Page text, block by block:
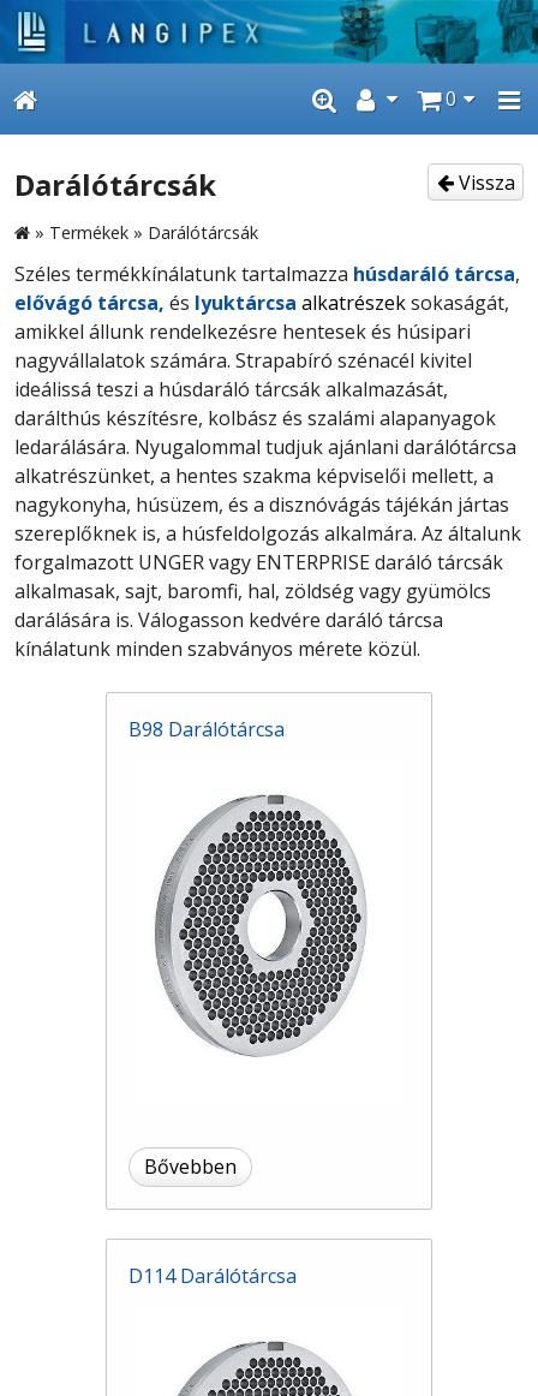
0
Vissza
Darálótárcsák
» Termékek » Darálótárcsák
Széles termékkínálatunk tartalmazza húsdaráló tárcsa,
elővágó tárcsa, és lyuktárcsa alkatrészeksokaságát,
amikkel állunk rendelkezésre hentesek és húsipari
nagyvállalatok számára. Strapabíró szénacél kivitel
ideálissá teszi a húsdaráló tárcsák alkalmazását,
darálthús készítésre, kolbász és szalámi alapanyagok
ledarálására. Nyugalommal tudjuk ajánlani darálótárcsa
alkatrészünket, a hentes szakma képviselői mellett, a
nagykonyha, húsüzem, és a disznóvágás tájékán jártas
szereplőknek is, a húsfeldolgozás alkalmára. Az általunk
forgalmazott UNGER vagy ENTERPRISE daráló tárcsák
alkalmasak, sajt, baromfi, hal, zöldség vagy gyümölcs
darálására is. Válogasson kedvére daráló tárcsa
kínálatunk minden szabványos mérete közül.
B98 Darálótárcsa
Bővebben
D114 Darálótárcsa